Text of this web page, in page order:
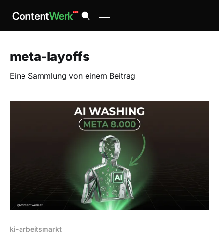
meta-layoffs
Eine Sammlung von einem Beitrag
ki-arbeitsmarkt